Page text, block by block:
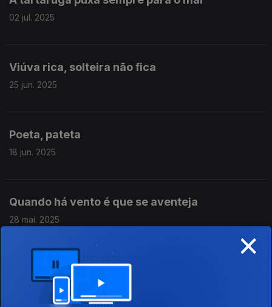
02 jul. 2025
Viúva rica, solteira não fica
25 jun. 2025
Poeta, pateta
18 jun. 2025
Quando há vento é que se aventeja
28 mai. 2025
Quem tem saúde e liberdade é tão rico que não
sabe
21 mai. 2025
×